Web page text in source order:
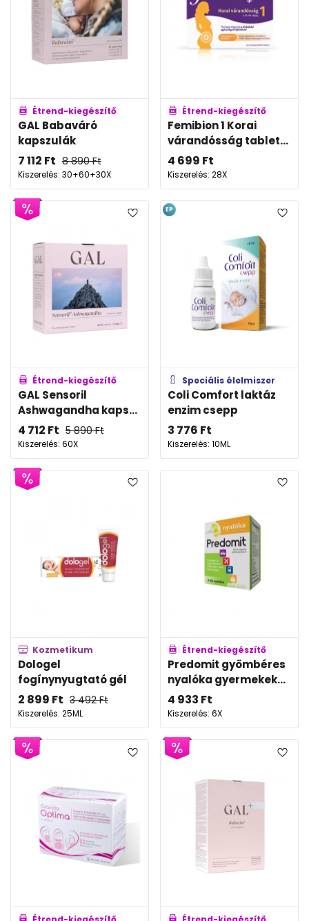
Étrend-kiegészítő
GAL Babaváró
kapszulák
7 112 Ft 8 890Ft
Kiszerelés: 30+60+30X
Étrend-kiegészítő
Femibion 1 Korai
várandósság tablet...
4 699 Ft
Kiszerelés: 28X
Étrend-kiegészítő
GAL Sensoril
Ashwagandha kaps...
4 712 Ft 5 890Ft
Kiszerelés: 60X
Speciális élelmiszer
Coli Comfort laktáz
enzim csepp
3 776 Ft
Kiszerelés: 10ML
EP
Kozmetikum
Dologel
fogínynyugtató gél
2 899 Ft 3 492Ft
Kiszerelés: 25ML
Étrend-kiegészítő
Predomit gyömbéres
nyalóka gyermekek...
4 933 Ft
Kiszerelés: 6X